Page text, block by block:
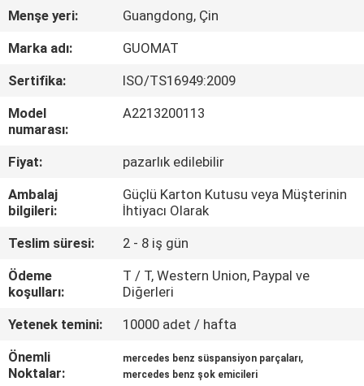
HAKKIMIZDA
TURU
KONTROL
BIZIMLE
ILETIŞIME
GEÇIN
BIR
TEKLIF
Menşe yeri:
Guangdong, Çin
Marka adı:
GUOMAT
Sertifika:
ISO/TS16949:2009
Model
numarası:
A2213200113
Fiyat:
pazarlık edilebilir
Ambalaj
bilgileri:
Güçlü Karton Kutusu veya Müşterinin
İhtiyacı Olarak
Teslim süresi:
2 - 8 iş gün
Ödeme
koşulları:
T / T, Western Union, Paypal ve
Diğerleri
Yetenek temini:
10000 adet / hafta
Önemli
Noktalar:
mercedes benz süspansiyon parçaları,
mercedes benz şok emicileri